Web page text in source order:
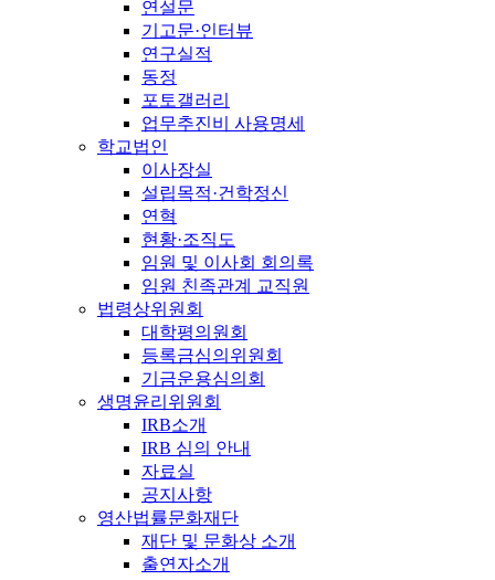
연설문
기고문·인터뷰
연구실적
동정
포토갤러리
업무추진비 사용명세
학교법인
이사장실
설립목적·건학정신
연혁
현황·조직도
임원 및 이사회 회의록
임원 친족관계 교직원
법령상위원회
대학평의원회
등록금심의위원회
기금운용심의회
생명윤리위원회
IRB소개
IRB 심의 안내
자료실
공지사항
영산법률문화재단
재단 및 문화상 소개
출연자소개